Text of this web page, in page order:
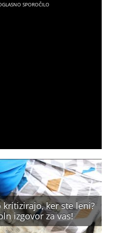
kritizirajo, ker ste leni?
izgovor za vas!